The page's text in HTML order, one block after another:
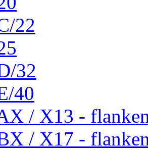
22
32
40
/ X13 -
/ X17 -